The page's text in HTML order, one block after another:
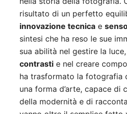
risultato di un perfetto
innovazione tecnica e
sintesi che ha reso le sue
sua abilità nel gestire la
contrasti e nel creare
ha trasformato la fotografia
una forma d’arte, capace di
della modernità e di